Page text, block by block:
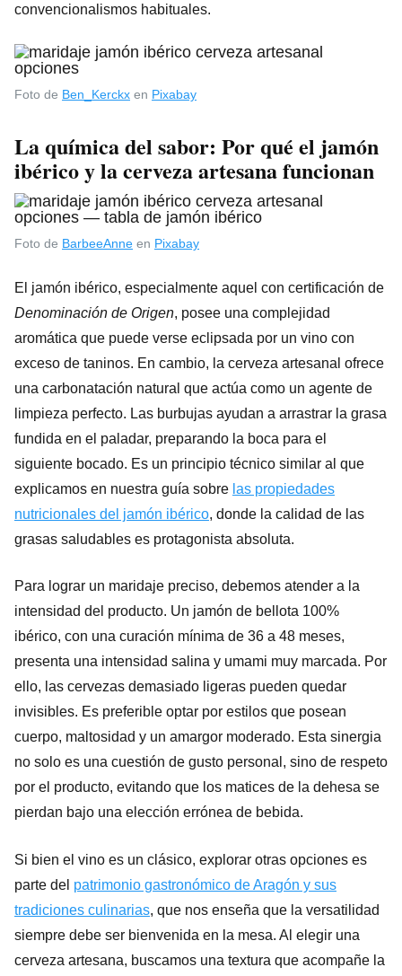
convencionalismos habituales.
Foto de Ben_Kerckx en Pixabay
La química del sabor: Por qué el jamón
ibérico y la cerveza artesana funcionan
Foto de BarbeeAnne en Pixabay
El jamón ibérico, especialmente aquel con certificación de
Denominación de Origen, posee una complejidad
aromática que puede verse eclipsada por un vino con
exceso de taninos. En cambio, la cerveza artesanal ofrece
una carbonatación natural que actúa como un agente de
limpieza perfecto. Las burbujas ayudan a arrastrar la grasa
fundida en el paladar, preparando la boca para el
siguiente bocado. Es un principio técnico similar al que
explicamos en nuestra guía sobre las propiedades
nutricionales del jamón ibérico, donde la calidad de las
grasas saludables es protagonista absoluta.
Para lograr un maridaje preciso, debemos atender a la
intensidad del producto. Un jamón de bellota 100%
ibérico, con una curación mínima de 36 a 48 meses,
presenta una intensidad salina y umami muy marcada. Por
ello, las cervezas demasiado ligeras pueden quedar
invisibles. Es preferible optar por estilos que posean
cuerpo, maltosidad y un amargor moderado. Esta sinergia
no solo es una cuestión de gusto personal, sino de respeto
por el producto, evitando que los matices de la dehesa se
pierdan bajo una elección errónea de bebida.
Si bien el vino es un clásico, explorar otras opciones es
parte del patrimonio gastronómico de Aragón y sus
tradiciones culinarias, que nos enseña que la versatilidad
siempre debe ser bienvenida en la mesa. Al elegir una
cerveza artesana, buscamos una textura que acompañe la